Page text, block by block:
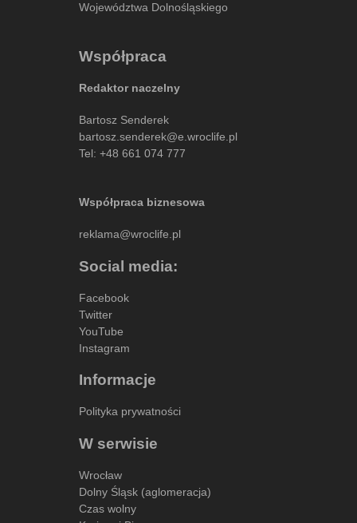
Województwa Dolnośląskiego
Współpraca
Redaktor naczelny
Bartosz Senderek
bartosz.senderek@e.wroclife.pl
Tel: +48 661 074 777
Współpraca biznesowa
reklama@wroclife.pl
Social media:
Facebook
Twitter
YouTube
Instagram
Informacje
Polityka prywatności
W serwisie
Wrocław
Dolny Śląsk (aglomeracja)
Czas wolny